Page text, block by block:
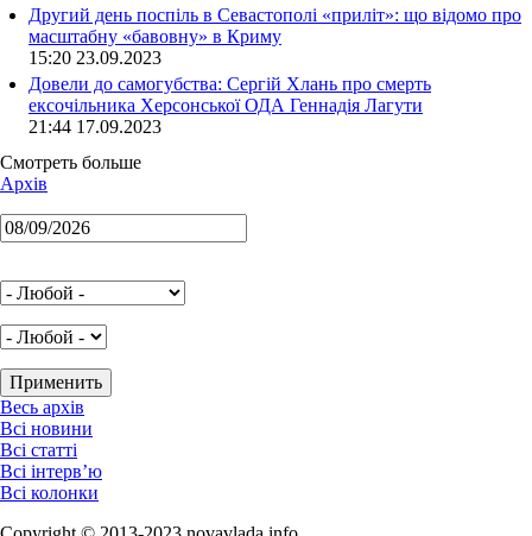
Другий день поспіль в Севастополі «приліт»: що відомо про
масштабну «бавовну» в Криму
15:20 23.09.2023
Довели до самогубства: Сергій Хлань про смерть
ексочільника Херсонської ОДА Геннадія Лагути
21:44 17.09.2023
Смотреть больше
Архів
Весь архів
Всі новини
Всі статті
Всі інтерв’ю
Всі колонки